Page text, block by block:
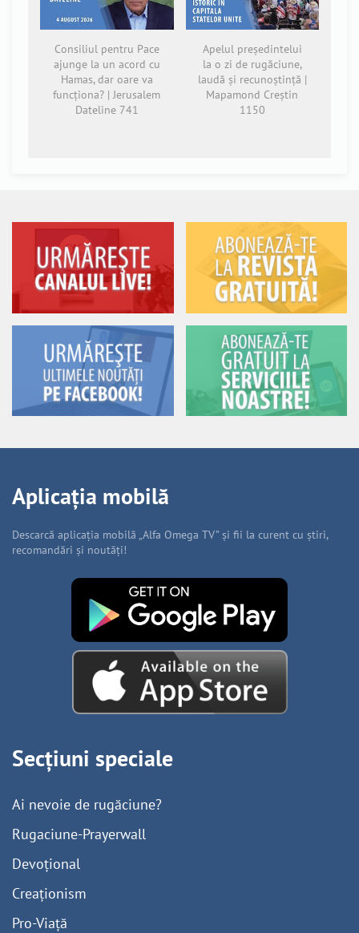
Consiliul pentru Pace
ajunge la un acord cu
Hamas, dar oare va
funcționa? | Jerusalem
Dateline 741
Apelul președintelui
la o zi de rugăciune,
laudă și recunoștință |
Mapamond Creștin
1150
Aplicația mobilă
Descarcă aplicația mobilă „Alfa Omega TV” și fii la curent cu știri,
recomandări și noutăți!
Secțiuni speciale
Ai nevoie de rugăciune?
Rugaciune-Prayerwall
Devoțional
Creaționism
Pro-Viață